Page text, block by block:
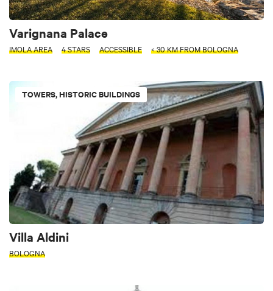
Varignana Palace
IMOLA AREA 4 STARS ACCESSIBLE < 30 KM FROM BOLOGNA
TOWERS, HISTORIC BUILDINGS
Villa Aldini
BOLOGNA